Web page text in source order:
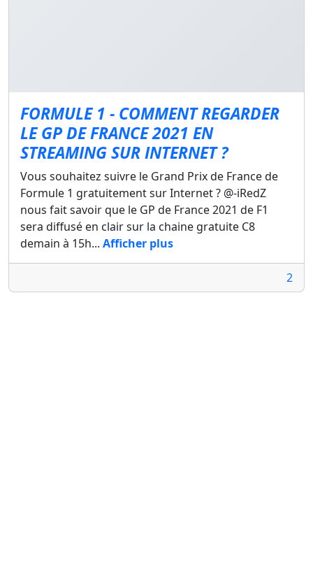
FORMULE 1 - COMMENT REGARDER
LE GP DE FRANCE 2021 EN
STREAMING SUR INTERNET ?
Vous souhaitez suivre le Grand Prix de France de
Formule 1 gratuitement sur Internet ? @-iRedZ
nous fait savoir que le GP de France 2021 de F1
sera diffusé en clair sur la chaine gratuite C8
demain à 15h... Afficher plus
2